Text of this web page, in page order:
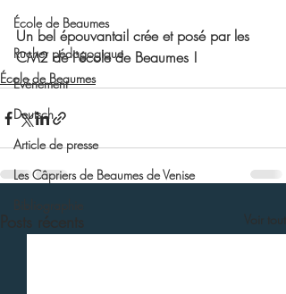
École de Beaumes
Rucher pédagogique
Evénement
Deutsch
Article de presse
Les Câpriers de Beaumes de Venise
Un bel épouvantail crée et posé par les
CM2 de l'école de Beaumes !
École de Beaumes
Posts récents Voir tout